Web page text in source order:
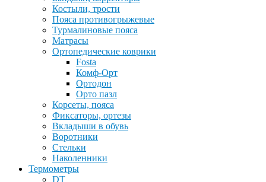
Костыли, трости
Пояса противогрыжевые
Турмалиновые пояса
Матрасы
Ортопедические коврики
Fosta
Комф-Орт
Ортодон
Орто пазл
Корсеты, пояса
Фиксаторы, ортезы
Вкладыши в обувь
Воротники
Стельки
Наколенники
Термометры
DT